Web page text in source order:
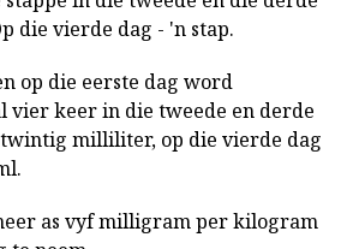
die vierde dag - 'n stap.
op die eerste dag word
vier keer in die tweede en derde
milliliter, op die vierde dag
as vyf milligram per kilogram